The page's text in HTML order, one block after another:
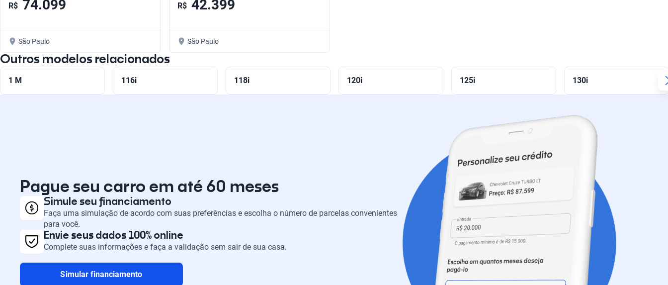
R$ 74.099
São Paulo
R$ 42.399
São Paulo
Outros modelos relacionados
1 M 116i 118i 120i 125i 130i
Pague seu carro em até 60 meses
Simule seu financiamento
Faça uma simulação de acordo com suas preferências e escolha o número de parcelas convenientes
para você.
Envie seus dados 100% online
Complete suas informações e faça a validação sem sair de sua casa.
Simular financiamento